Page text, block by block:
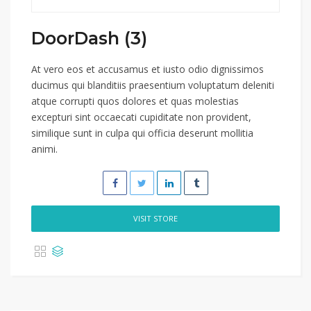
DoorDash (3)
At vero eos et accusamus et iusto odio dignissimos
ducimus qui blanditiis praesentium voluptatum deleniti
atque corrupti quos dolores et quas molestias
excepturi sint occaecati cupiditate non provident,
similique sunt in culpa qui officia deserunt mollitia
animi.
VISIT STORE